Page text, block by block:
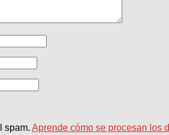
spam. Aprende cómo se procesan los